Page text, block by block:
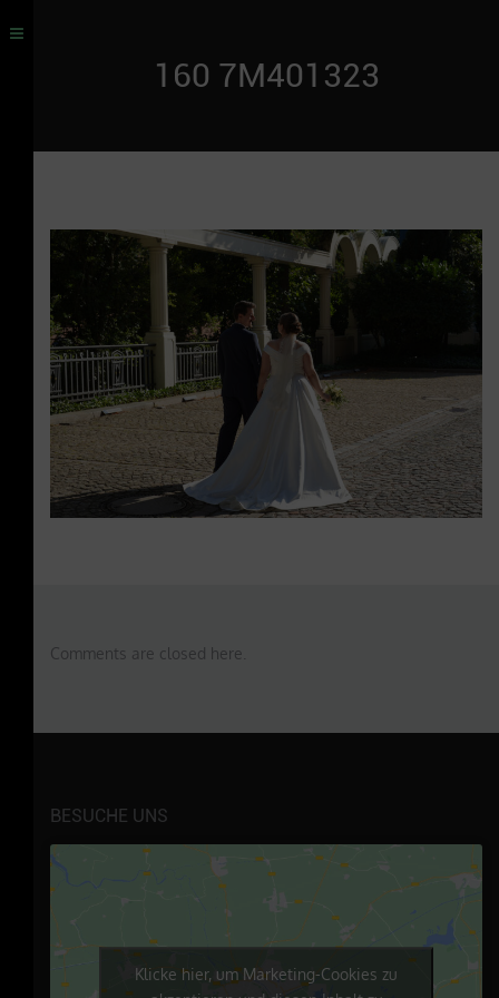
160 7M401323
Comments are closed here.
BESUCHE UNS
Klicke hier, um Marketing-Cookies zu